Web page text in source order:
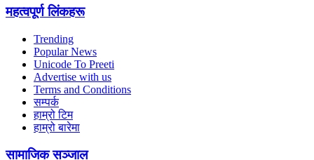
महत्वपूर्ण लिंकहरू
Trending
Popular News
Unicode To Preeti
Advertise with us
Terms and Conditions
सम्पर्क
हाम्रो टिम
हाम्रो बारेमा
सामाजिक सञ्जाल